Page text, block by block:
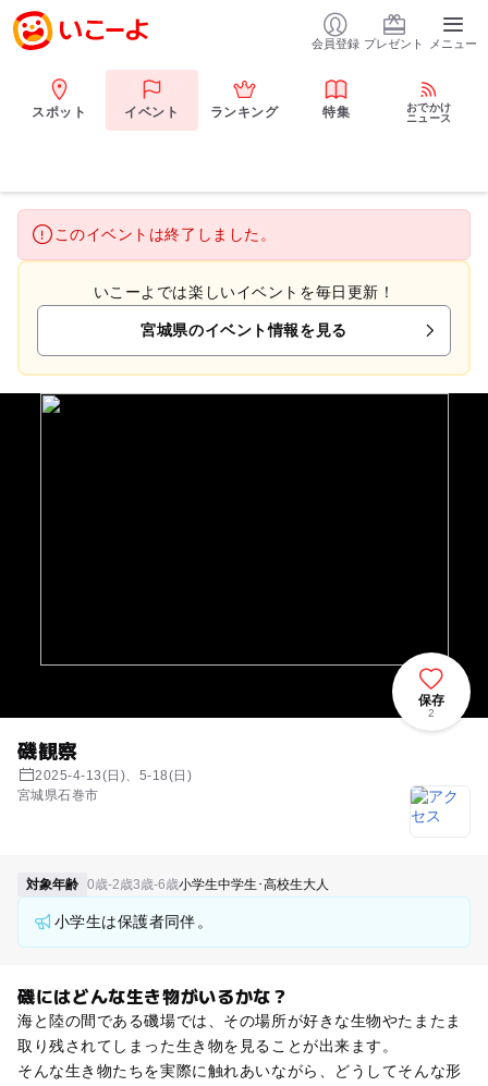
会員登録 プレゼント メニュー
スポット イベント ランキング 特集
おでかけ
ニュース
このイベントは終了しました。
いこーよでは楽しいイベントを毎日更新！
宮城県のイベント情報を見る
磯観察
2025-4-13(日)、5-18(日)
宮城県石巻市
保存
2
対象年齢 0歳-2歳3歳-6歳小学生中学生･高校生大人
小学生は保護者同伴。
磯にはどんな生き物がいるかな？
海と陸の間である磯場では、その場所が好きな生物やたまたま
取り残されてしまった生き物を見ることが出来ます。
そんな生き物たちを実際に触れあいながら、どうしてそんな形